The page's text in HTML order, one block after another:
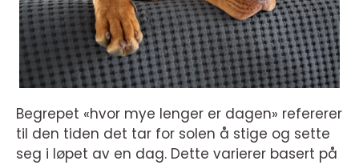
Begrepet «hvor mye lenger er dagen» refererer
til den tiden det tar for solen å stige og sette
seg i løpet av en dag. Dette varierer basert på